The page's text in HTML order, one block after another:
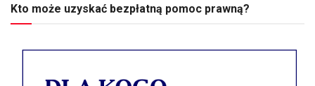
Kto może uzyskać bezpłatną pomoc prawną?